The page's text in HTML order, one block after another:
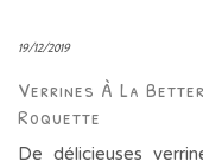
19/12/2019
Verrines À La
Roquette
De délicieuses